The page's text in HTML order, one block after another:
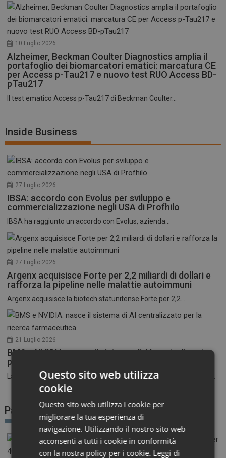
10 Luglio 2026
Alzheimer, Beckman Coulter Diagnostics amplia il
portafoglio dei biomarcatori ematici: marcatura CE
per Access p-Tau217 e nuovo test RUO Access BD-
pTau217
Il test ematico Access p-Tau217 di Beckman Coulter...
Inside Business
27 Luglio 2026
IBSA: accordo con Evolus per sviluppo e
commercializzazione negli USA di Profhilo
IBSA ha raggiunto un accordo con Evolus, azienda...
27 Luglio 2026
Argenx acquisisce Forte per 2,2 miliardi di dollari e
rafforza la pipeline nelle malattie autoimmuni
Argenx acquisisce la biotech statunitense Forte per 2,2...
21 Luglio 2026
BMS e NVIDIA: nasce il sistema di AI centralizzato
per la ricerca farmaceutica
La corsa all’intelligenza artificiale nel settore farmaceutico entra...
Patient Advocacy
Questo sito web utilizza
cookie
Questo sito web utilizza i cookie per
migliorare la tua esperienza di
navigazione. Utilizzando il nostro sito web
acconsenti a tutti i cookie in conformità
con la nostra policy per i cookie. Leggi di